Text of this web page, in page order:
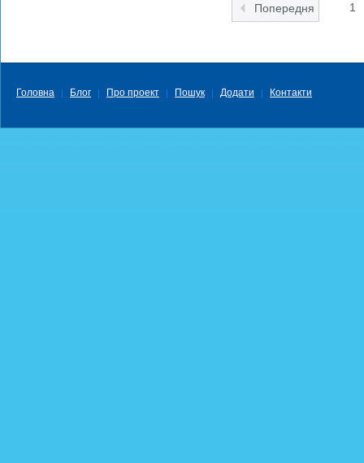
Попередня 1
Головна Блог Про проект Пошук Додати Контакти